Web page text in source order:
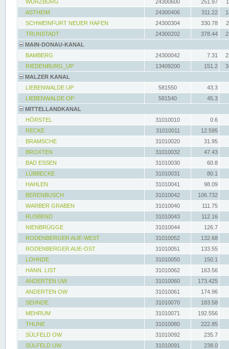
WÜRZBURG 24300600 251.97
ASTHEIM
24300406 311.22
SCHWEINFURT NEUER HAFEN
24300304 330.78
TRUNSTADT
24300202 378.44
MAIN-DONAU-KANAL
BAMBERG
24300042 7.31
RIEDENBURG_UP
13409200 151.2
MALZER KANAL
LIEBENWALDE UP
581550
43.3
LIEBENWALDE OP
581540
45.3
MITTELLANDKANAL
HÖRSTEL
31010010
0.6
RECKE
31010011
12.595
BRAMSCHE
31010020
31.95
BROXTEN
31010032
47.43
BAD ESSEN
31010030
60.8
LÜBBECKE
31010031
80.1
HAHLEN
31010041
98.09
BERENBUSCH
31010042
106.732
WARBER GRABEN
31010040
111.75
RUSBEND
31010043
112.16
NIENBRÜGGE
31010044
126.7
RODENBERGER AUE-WEST
31010052
132.68
RODENBERGER AUE-OST
31010051
133.55
LOHNDE
31010050
150.1
HANN. LIST
31010062
163.56
ANDERTEN UW
31010060
173.425
ANDERTEN OW
31010061
174.96
SEHNDE
31010070
183.58
MEHRUM
31010071
192.556
THUNE
31010080
222.85
SÜLFELD OW
31010092
235.7
SÜLFELD UW
31010091
238.0